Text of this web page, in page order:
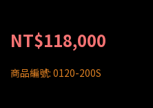
NT$118,000
商品編號: 0120-200S